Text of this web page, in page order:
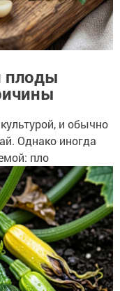
плоды
и обычно
Однако иногда
пло